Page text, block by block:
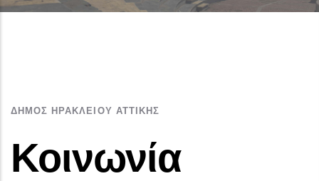
ΔΉΜΟΣ ΗΡΑΚΛΕΊΟΥ ΑΤΤΙΚΉΣ
Κοινωνία